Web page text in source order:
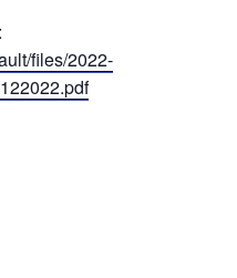
files/2022-